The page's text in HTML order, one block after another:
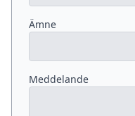
Ämne
Meddelande